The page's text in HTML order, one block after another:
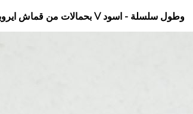
بحمالات من قماش ايروبين وفتحة رقبة على شكل حرف V وطول سلسلة - اسود